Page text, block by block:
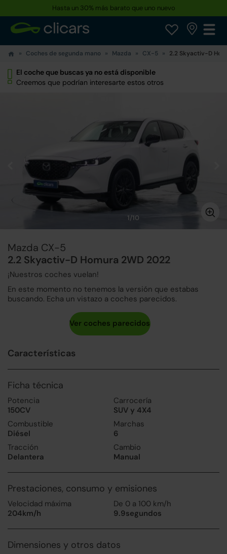
Hasta un 30% más barato que uno nuevo
Coches de segunda mano Mazda CX-5 2.2 Skyactiv-D
El coche que buscas ya no está disponible
Creemos que podrían interesarte estos otros
1/10
Mazda CX-5
2.2 Skyactiv-D Homura 2WD 2022
¡Nuestros coches vuelan!
En este momento no tenemos la versión que estabas
buscando. Echa un vistazo a coches parecidos.
Características
Ficha técnica
Potencia
150CV
Carrocería
SUV y 4X4
Combustible
Diésel
Marchas
6
Tracción
Delantera
Cambio
Manual
Prestaciones, consumo y emisiones
Velocidad máxima
204km/h
De 0 a 100 km/h
9.9segundos
Dimensiones y otros datos